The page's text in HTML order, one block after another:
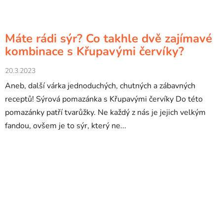
Máte rádi sýr? Co takhle dvě zajímavé
kombinace s Křupavými červíky?
20.3.2023
Aneb, další várka jednoduchých, chutných a zábavných
receptů! Sýrová pomazánka s Křupavými červíky Do této
pomazánky patří tvarůžky. Ne každý z nás je jejich velkým
fandou, ovšem je to sýr, který ne...